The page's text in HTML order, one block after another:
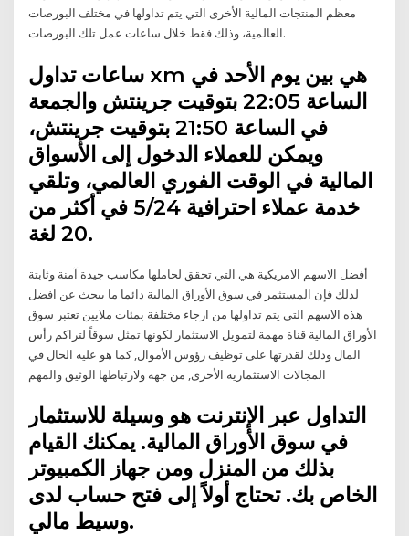
معظم المنتجات المالية الأخرى التي يتم تداولها في مختلف البورصات
العالمية، وذلك فقط خلال ساعات عمل تلك البورصات.
ساعات تداول xm هي بين يوم الأحد في
الساعة 22:05 بتوقيت جرينتش والجمعة
في الساعة 21:50 بتوقيت جرينتش،
ويمكن للعملاء الدخول إلى الأسواق
المالية في الوقت الفوري العالمي، وتلقي
خدمة عملاء احترافية 5/24 في أكثر من
20 لغة.
أفضل الاسهم الامريكية هي التي تحقق لحاملها مكاسب جيدة آمنة وثابتة
لذلك فإن المستثمر في سوق الأوراق المالية دائما ما يبحث عن افضل
هذه الاسهم التي يتم تداولها من ارجاء مختلفة بمئات ملايين تعتبر سوق
الأوراق المالية قناة مهمة لتمويل الاستثمار لكونها تمثل سوقاً لتراكم رأس
المال وذلك لقدرتها على توظيف رؤوس الأموال, كما هو عليه الحال في
المجالات الاستثمارية الأخرى, من جهة ولارتباطها الوثيق والمهم
التداول عبر الإنترنت هو وسيلة للاستثمار
في سوق الأوراق المالية. يمكنك القيام
بذلك من المنزل ومن جهاز الكمبيوتر
الخاص بك. تحتاج أولاً إلى فتح حساب لدى
وسيط مالي.